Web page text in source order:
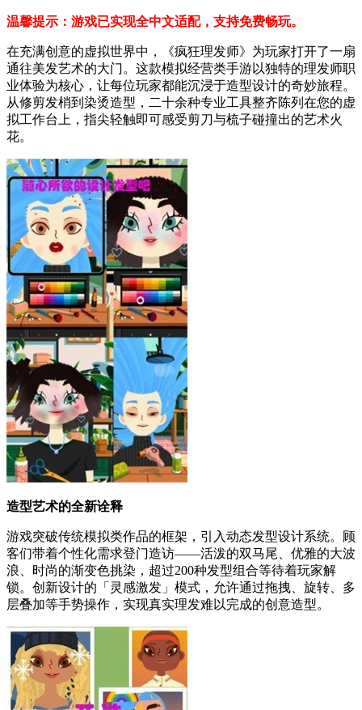
温馨提示：游戏已实现全中文适配，支持免费畅玩。
在充满创意的虚拟世界中，《疯狂理发师》为玩家打开了一扇
通往美发艺术的大门。这款模拟经营类手游以独特的理发师职
业体验为核心，让每位玩家都能沉浸于造型设计的奇妙旅程。
从修剪发梢到染烫造型，二十余种专业工具整齐陈列在您的虚
拟工作台上，指尖轻触即可感受剪刀与梳子碰撞出的艺术火
花。
造型艺术的全新诠释
游戏突破传统模拟类作品的框架，引入动态发型设计系统。顾
客们带着个性化需求登门造访——活泼的双马尾、优雅的大波
浪、时尚的渐变色挑染，超过200种发型组合等待着玩家解
锁。创新设计的「灵感激发」模式，允许通过拖拽、旋转、多
层叠加等手势操作，实现真实理发难以完成的创意造型。